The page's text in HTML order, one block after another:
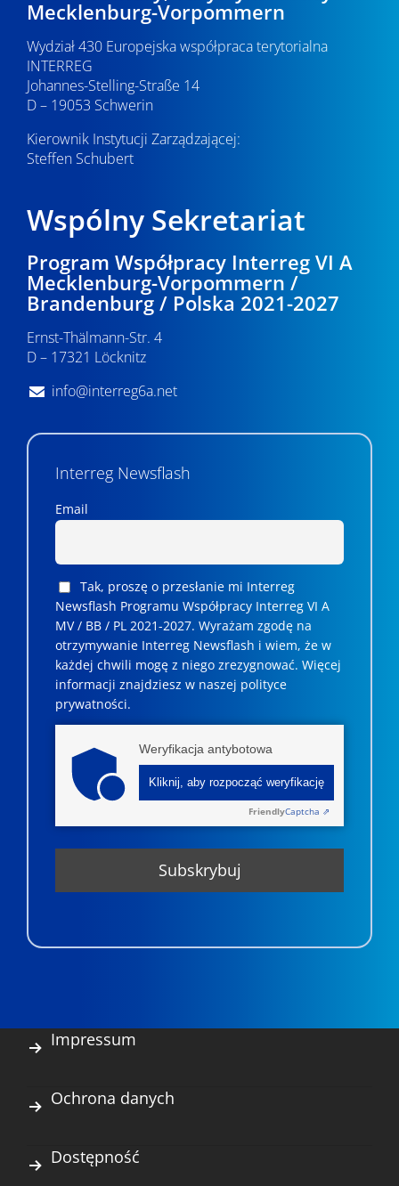
Mecklenburg-Vorpommern
Wydział 430 Europejska współpraca terytorialna
INTERREG
Johannes-Stelling-Straße 14
D – 19053 Schwerin
Kierownik Instytucji Zarządzającej:
Steffen Schubert
Wspólny Sekretariat
Program Współpracy Interreg VI A
Mecklenburg-Vorpommern /
Brandenburg / Polska 2021-2027
Ernst-Thälmann-Str. 4
D – 17321 Löcknitz
info@interreg6a.net
Interreg Newsflash
Email
Tak, proszę o przesłanie mi Interreg
Newsflash Programu Współpracy Interreg VI A
MV / BB / PL 2021-2027. Wyrażam zgodę na
otrzymywanie Interreg Newsflash i wiem, że w
każdej chwili mogę z niego zrezygnować. ­­Więcej
informacji znajdziesz w naszej polityce
prywatności.
Weryfikacja antybotowa
Kliknij, aby rozpocząć weryfikację
FriendlyCaptcha ⇗
Impressum
Ochrona danych
Dostępność